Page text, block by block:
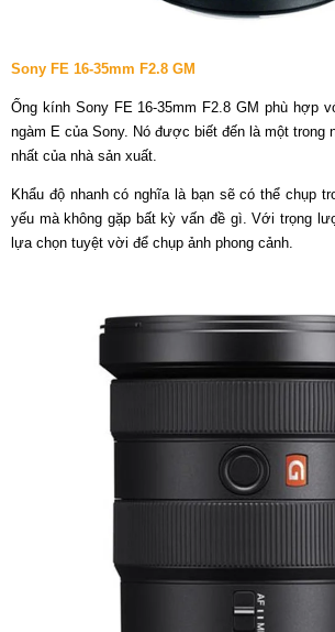
Sony FE 16-35mm F2.8 GM
Ống kính Sony FE 16-35mm F2.8 GM phù hợp
ngàm E của Sony. Nó được biết đến là một trong
nhất của nhà sản xuất.
Khẩu độ nhanh có nghĩa là bạn sẽ có thể chụp
yếu mà không gặp bất kỳ vấn đề gì. Với trọng
lựa chọn tuyệt vời để chụp ảnh phong cảnh.